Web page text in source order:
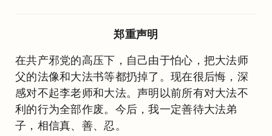
郑重声明
在共产邪党的高压下，自己由于怕心，把大法师
父的法像和大法书等都扔掉了。现在很后悔，深
感对不起李老师和大法。声明以前所有对大法不
利的行为全部作废。今后，我一定善待大法弟
子，相信真、善、忍。